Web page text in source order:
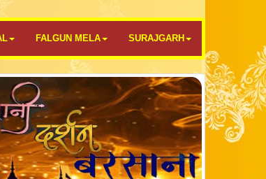
FALGUN MELA SURAJGARH